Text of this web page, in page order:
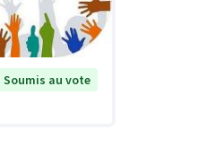
Soumis au vote